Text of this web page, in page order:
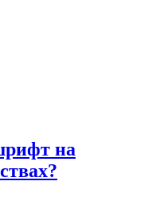
на